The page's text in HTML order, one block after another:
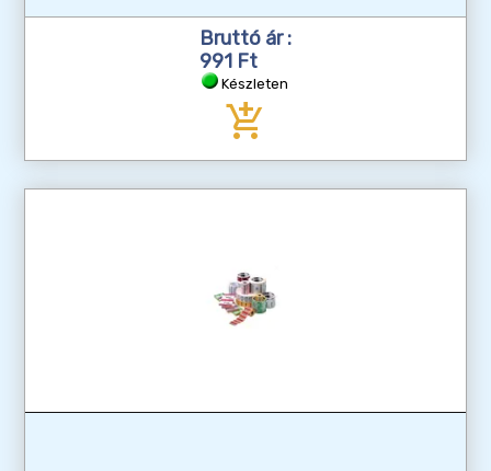
Bruttó ár :
991 Ft
Készleten
add_shopping_cart